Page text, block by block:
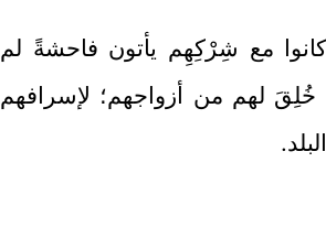
مع شِرْكِهِم يأتون فاحشةً لم
خُلِقَ لهم من أزواجهم؛ لإسرافهم